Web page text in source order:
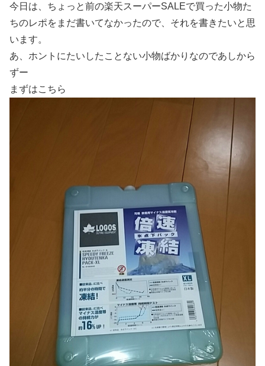
今日は、ちょっと前の楽天スーパーSALEで買った小物た
ちのレポをまだ書いてなかったので、それを書きたいと思
います。
あ、ホントにたいしたことない小物ばかりなのであしから
ずー
まずはこちら